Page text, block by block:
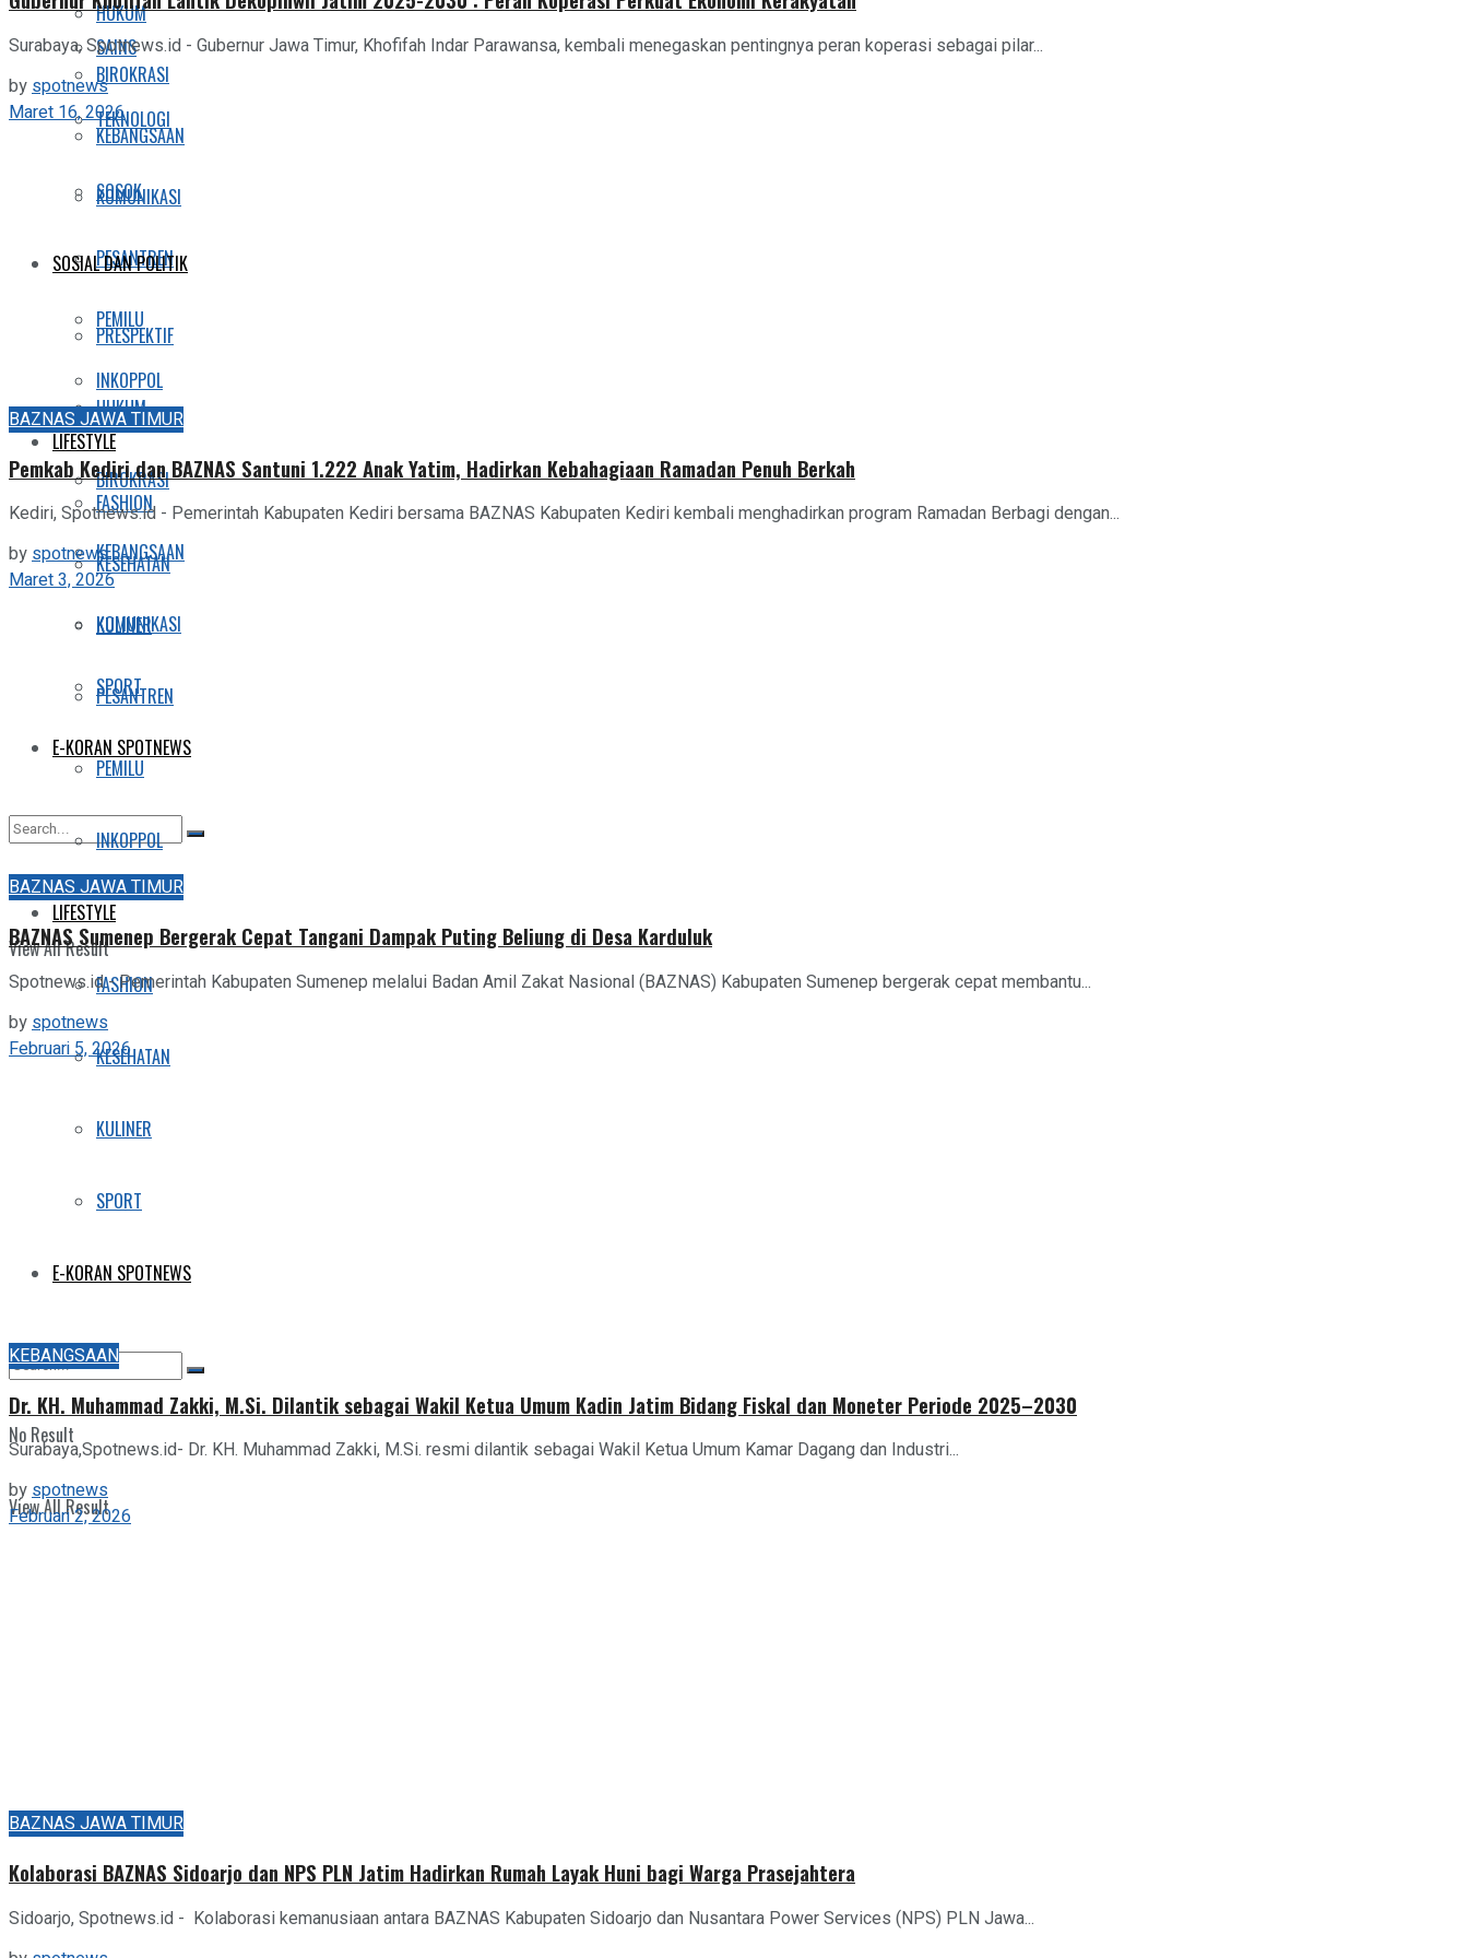
HUKUM
BIROKRASI
KEBANGSAAN
KOMUNIKASI
PESANTREN
PEMILU
INKOPPOL
LIFESTYLE
FASHION
KESEHATAN
KULINER
SPORT
E-KORAN SPOTNEWS
No Result
View All Result
SAINS
TEKNOLOGI
SOSOK
SOSIAL DAN POLITIK
PRESPEKTIF
HUKUM
BIROKRASI
KEBANGSAAN
KOMUNIKASI
PESANTREN
PEMILU
INKOPPOL
LIFESTYLE
FASHION
KESEHATAN
KULINER
SPORT
E-KORAN SPOTNEWS
No Result
View All Result
Surabaya, Spotnews.id - Gubernur Jawa Timur, Khofifah Indar Parawansa, kembali menegaskan pentingnya peran koperasi sebagai pilar...
byspotnews
Maret 16, 2026
BAZNAS JAWA TIMUR
Pemkab Kediri dan BAZNAS Santuni 1.222 Anak Yatim, Hadirkan Kebahagiaan Ramadan Penuh Berkah
Kediri, Spotnews.id - Pemerintah Kabupaten Kediri bersama BAZNAS Kabupaten Kediri kembali menghadirkan program Ramadan Berbagi dengan...
byspotnews
Maret 3, 2026
BAZNAS JAWA TIMUR
BAZNAS Sumenep Bergerak Cepat Tangani Dampak Puting Beliung di Desa Karduluk
Spotnews.id - Pemerintah Kabupaten Sumenep melalui Badan Amil Zakat Nasional (BAZNAS) Kabupaten Sumenep bergerak cepat membantu...
byspotnews
Februari 5, 2026
KEBANGSAAN
Dr. KH. Muhammad Zakki, M.Si. Dilantik sebagai Wakil Ketua Umum Kadin Jatim Bidang Fiskal dan Moneter Periode 2025–2030
Surabaya,Spotnews.id- Dr. KH. Muhammad Zakki, M.Si. resmi dilantik sebagai Wakil Ketua Umum Kamar Dagang dan Industri...
byspotnews
Februari 2, 2026
BAZNAS JAWA TIMUR
Kolaborasi BAZNAS Sidoarjo dan NPS PLN Jatim Hadirkan Rumah Layak Huni bagi Warga Prasejahtera
Sidoarjo, Spotnews.id - Kolaborasi kemanusiaan antara BAZNAS Kabupaten Sidoarjo dan Nusantara Power Services (NPS) PLN Jawa...